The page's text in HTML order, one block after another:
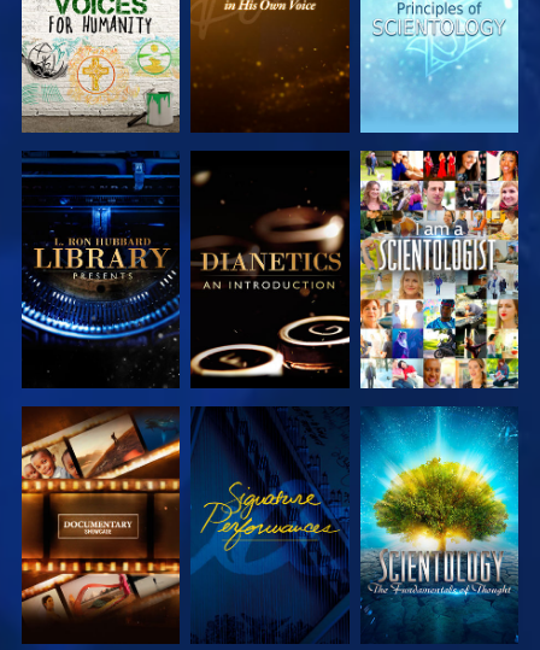
SERIE
ENTDECKEN
SERIE
ENTDECKEN
ANSEHEN
SERIE
ENTDECKEN
ANSEHEN
SERIE
ENTDECKEN